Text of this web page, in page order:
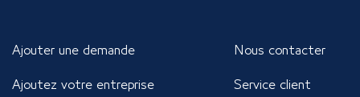
Ajouter une demande
Ajoutez votre entreprise
Nous contacter
Service client